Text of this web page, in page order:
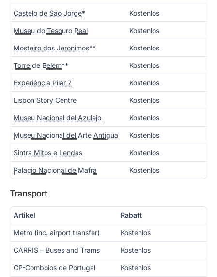
Castelo de São Jorge* Kostenlos
Museu do Tesouro Real Kostenlos
Mosteiro dos Jeronimos** Kostenlos
Torre de Belém** Kostenlos
Experiência Pilar 7 Kostenlos
Lisbon Story Centre Kostenlos
Museu Nacional del Azulejo Kostenlos
Museu Nacional del Arte Antigua Kostenlos
Sintra Mitos e Lendas Kostenlos
Palacio Nacional de Mafra Kostenlos
Transport
Artikel Rabatt
Metro (inc. airport transfer) Kostenlos
CARRIS – Buses and Trams Kostenlos
CP-Comboios de Portugal Kostenlos